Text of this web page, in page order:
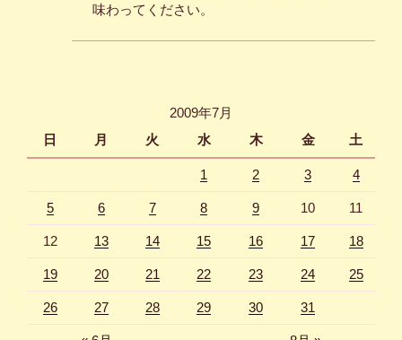
味わってください。
2009年7月
日
月 火 水 木 金 土
1 2 3 4
5 6 7 8 9 10 11
12 13 14 15 16 17 18
19 20 21 22 23 24 25
26 27 28 29 30 31